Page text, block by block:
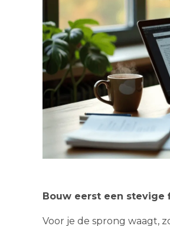
Bouw eerst een stevige
Voor je de sprong waagt,